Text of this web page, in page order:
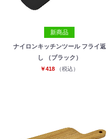
新商品
ナイロンキッチンツール フライ返
し （ブラック）
￥418 （税込）